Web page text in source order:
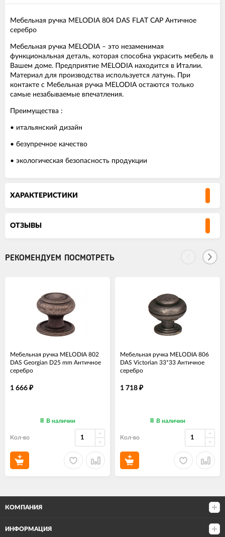
Мебельная ручка MELODIA 804 DAS FLAT CAP Античное
серебро
Мебельная ручка MELODIA – это незаменимая
функциональная деталь, которая способна украсить мебель в
Вашем доме. Предприятие MELODIA находится в Италии.
Материал для производства используется латунь. При
контакте с Мебельная ручка MELODIA остаются только
самые незабываемые впечатления.
Преимущества :
• итальянский дизайн
• безупречное качество
• экологическая безопасность продукции
ХАРАКТЕРИСТИКИ
ОТЗЫВЫ
РЕКОМЕНДУЕМ ПОСМОТРЕТЬ
Мебельная ручка MELODIA 802
DAS Georgian D25 mm Античное
серебро
1 666 ₽
В наличии
Кол-во
Мебельная ручка MELODIA 806
DAS Victorian 33*33 Античное
серебро
1 718 ₽
В наличии
Кол-во
КОМПАНИЯ
ИНФОРМАЦИЯ